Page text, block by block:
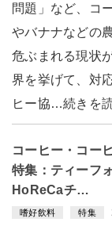
問題」など、コ
やバナナなどの
危ぶまれる現状
界を挙げて、対
ヒー協…続きを
コーヒー・コー
特集：ティーフ
HoReCaチ…
嗜好飲料 特集